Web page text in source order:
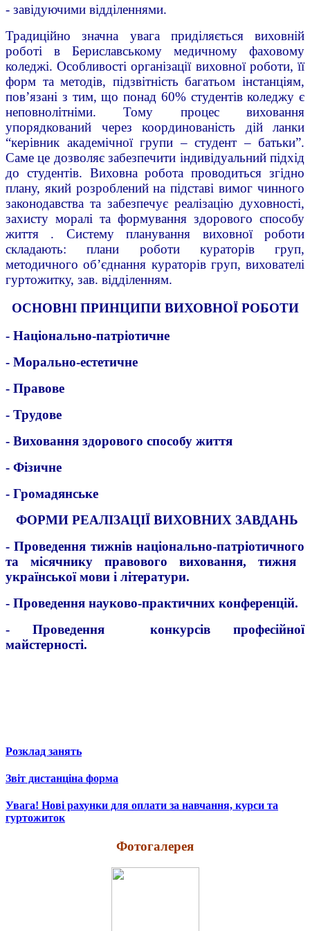
- завідуючими відділеннями.
Традиційно значна увага приділяється виховній
роботі в Бериславському медичному фаховому
коледжі. Особливості організації виховної роботи, її
форм та методів, підзвітність багатьом інстанціям,
пов’язані з тим, що понад 60% студентів коледжу є
неповнолітніми. Тому процес виховання
упорядкований через координованість дій ланки
“керівник академічної групи – студент – батьки”.
Саме це дозволяє забезпечити індивідуальний підхід
до студентів. Виховна робота проводиться згідно
плану, який розроблений на підставі вимог чинного
законодавства та забезпечує реалізацію духовності,
захисту моралі та формування здорового способу
життя . Систему планування виховної роботи
складають: плани роботи кураторів груп,
методичного об’єднання кураторів груп, вихователі
гуртожитку, зав. відділенням.
ОСНОВНІ ПРИНЦИПИ ВИХОВНОЇ РОБОТИ
- Національно-патріотичне
- Морально-естетичне
- Правове
- Трудове
- Виховання здорового способу життя
- Фізичне
- Громадянське
ФОРМИ РЕАЛІЗАЦІЇ ВИХОВНИХ ЗАВДАНЬ
- Проведення тижнів національно-патріотичного
та місячнику правового виховання, тижня
української мови і літератури.
- Проведення науково-практичних конференцій.
- Проведення конкурсів професійної
майстерності.
Розклад занять
Звіт дистанціна форма
Увага! Нові рахунки для оплати за навчання, курси та
гуртожиток
Фотогалерея